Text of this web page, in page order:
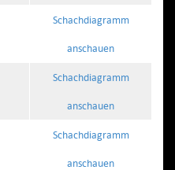
Schachdiagramm
anschauen
Schachdiagramm
anschauen
Schachdiagramm
anschauen